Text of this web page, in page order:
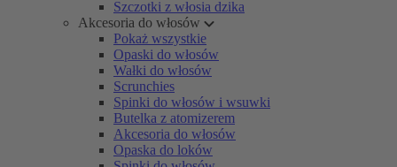
Szczotki z włosia dzika
Akcesoria do włosów
Pokaż wszystkie
Opaski do włosów
Wałki do włosów
Scrunchies
Spinki do włosów i wsuwki
Butelka z atomizerem
Akcesoria do włosów
Opaska do loków